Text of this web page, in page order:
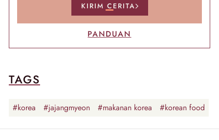
KIRIM CERITA
PANDUAN
TAGS
#korea #jajangmyeon #makanan korea #korean food